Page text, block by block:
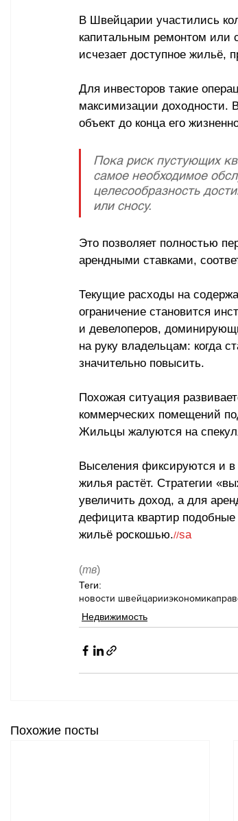
В Швейцарии участились
капитальным ремонтом или
исчезает доступное жильё,
Для инвесторов такие
максимизации доходности.
объект до конца его
Пока риск пустующих
самое необходимое
целесообразность
или сносу.
Это позволяет полностью
арендными ставками,
Текущие расходы на
ограничение становится
и девелоперов,
на руку владельцам: когда
значительно повысить.
Похожая ситуация
коммерческих помещений
Жильцы жалуются на
Выселения фиксируются и
жилья растёт. Стратегии
увеличить доход, а для
дефицита квартир
жильё роскошью.//sa
(тв)
Теги:
новости швейцарииэкономика
Недвижимость
Похожие посты